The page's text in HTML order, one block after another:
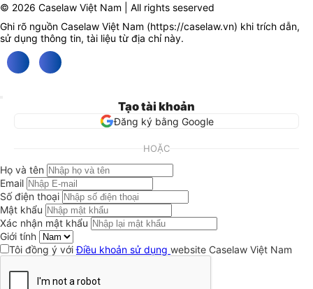
© 2026 Caselaw Việt Nam | All rights seserved
Ghi rõ nguồn Caselaw Việt Nam (https://caselaw.vn) khi trích dẫn,
sử dụng thông tin, tài liệu từ địa chỉ này.
Tạo tài khoản
Đăng ký bằng Google
HOẶC
Họ và tên
Email
Số điện thoại
Mật khẩu
Xác nhận mật khẩu
Giới tính
Tôi đồng ý vớiĐiều khoản sử dụng website Caselaw Việt Nam